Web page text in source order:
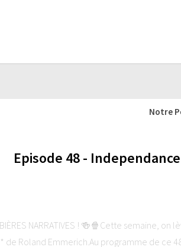
Notre
Episode 48 -
NARRATIVES ! 🍻🍿Cette semaine,
Roland Emmerich.Au programme de ce